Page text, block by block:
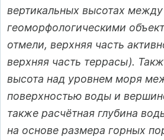
вертикальных высотах
геоморфологическими
отмели, верхняя часть
верхняя часть террасы).
высота над уровнем моря
поверхностью воды и
также расчётная глубина
на основе размера горных